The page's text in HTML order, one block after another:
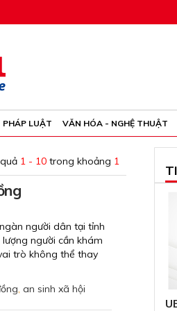
PHÁP LUẬT VĂN HÓA - NGHỆ THUẬT
1 - 10 trong khoảng 1
người dân tại tỉnh
người cần khám
trò không thể thay
, an sinh xã hội